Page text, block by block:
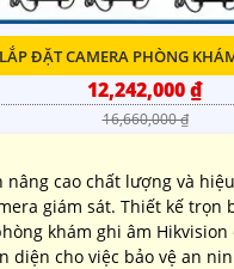
LẮP ĐẶT CAMERA PHÒNG
12,242,000 ₫
16,660,000 ₫
nâng cao chất lượng và
giám sát. Thiết kế trọn
khám ghi âm Hikvision
diện cho việc bảo vệ an